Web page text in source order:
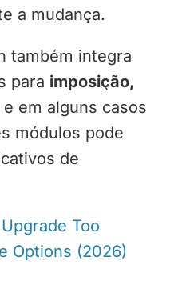
a mudança.
também integra
para imposição,
e em alguns casos
módulos pode
de
Too
Options (2026)